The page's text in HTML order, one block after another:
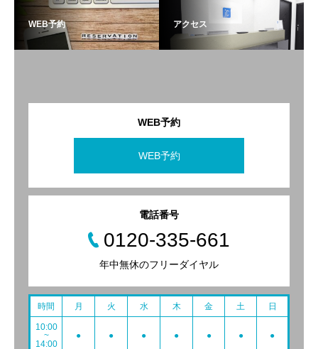
WEB予約 アクセス
WEB予約
WEB予約
電話番号
0120-335-661
年中無休のフリーダイヤル
時間 月 火 水 木 金 土 日
10:00
~
14:00
● ● ● ● ● ● ●